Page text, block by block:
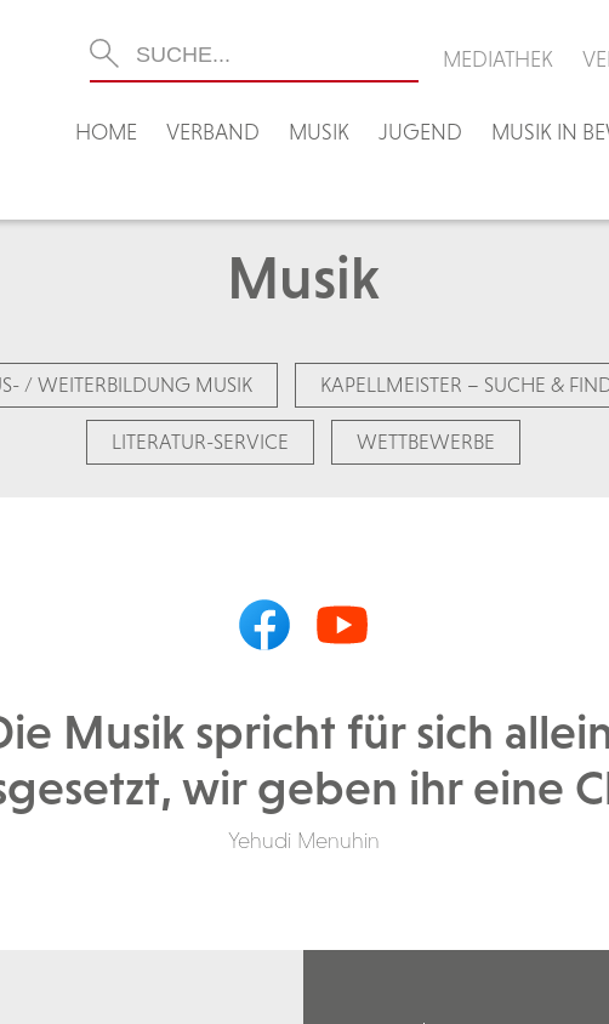
HOME VERBAND MUSIK JUGEND MUSIK IN
MEDIATHEK
Musik
/ WEITERBILDUNG MUSIK KAPELLMEISTER – SUCHE &
LITERATUR-SERVICE WETTBEWERBE
Musik spricht für sich
wir geben ihr eine
Yehudi Menuhin